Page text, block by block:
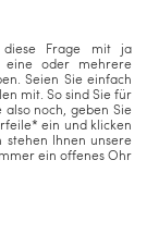
diese Frage mit ja
eine oder mehrere
Seien Sie einfach
mit. So sind Sie für
noch, geben Sie
ein und klicken
stehen Ihnen unsere
ein offenes Ohr